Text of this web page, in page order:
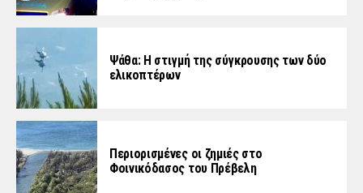
Ψάθα: Η στιγμή της σύγκρουσης των δύο
ελικοπτέρων
Περιορισμένες οι ζημιές στο
Φοινικόδασος του Πρέβελη